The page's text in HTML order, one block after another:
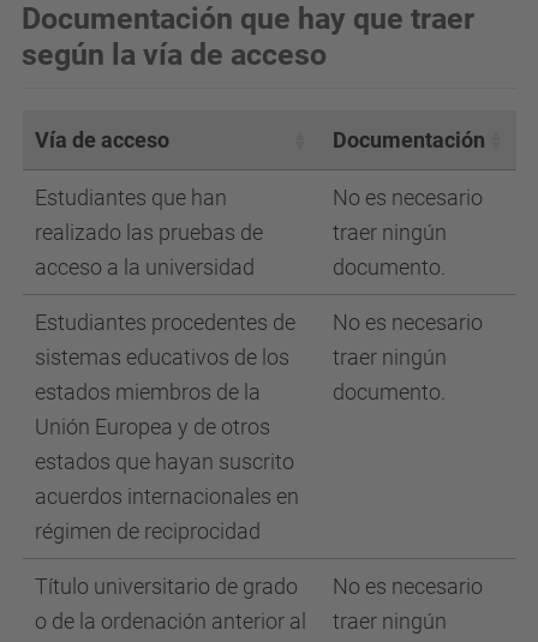
Documentación que hay que traer
según la vía de acceso
Vía de acceso Documentación
Estudiantes que han
realizado las pruebas de
acceso a la universidad
No es necesario
traer ningún
documento.
Estudiantes procedentes de
sistemas educativos de los
estados miembros de la
Unión Europea y de otros
estados que hayan suscrito
acuerdos internacionales en
régimen de reciprocidad
No es necesario
traer ningún
documento.
Título universitario de grado
o de la ordenación anterior al
No es necesario
traer ningún